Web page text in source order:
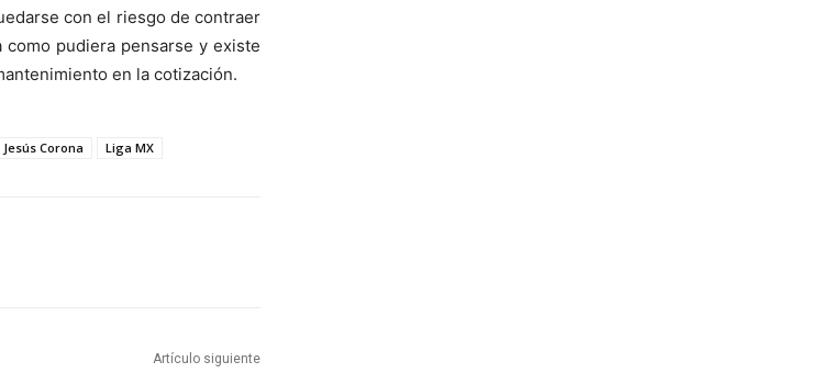
con el riesgo de contraer
pudiera pensarse y existe
en la cotización.
Jesús Corona Liga MX
Artículo siguiente